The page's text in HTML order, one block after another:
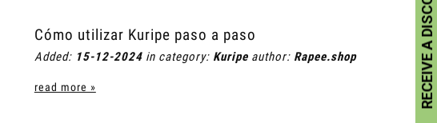
Cómo utilizar Kuripe paso a paso
Added: 15-12-2024in category: Kuripeauthor: Rapee.shop
read more »